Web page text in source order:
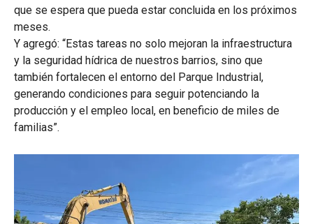
que se espera que pueda estar concluida en los próximos
meses.
Y agregó: “Estas tareas no solo mejoran la infraestructura
y la seguridad hídrica de nuestros barrios, sino que
también fortalecen el entorno del Parque Industrial,
generando condiciones para seguir potenciando la
producción y el empleo local, en beneficio de miles de
familias”.